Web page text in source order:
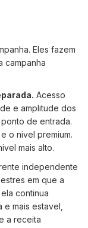
Eles fazem
campanha
Acesso
e amplitude dos
de entrada.
o nivel premium.
mais alto.
independente
em que a
continua
mais estavel,
a receita